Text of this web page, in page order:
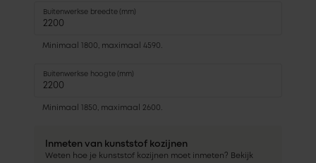
Buitenwerkse breedte (mm)
Minimaal 1800, maximaal 4590.
Buitenwerkse hoogte (mm)
Minimaal 1850, maximaal 2600.
Inmeten van kunststof kozijnen
Weten hoe je kunststof kozijnen moet inmeten? Bekijk